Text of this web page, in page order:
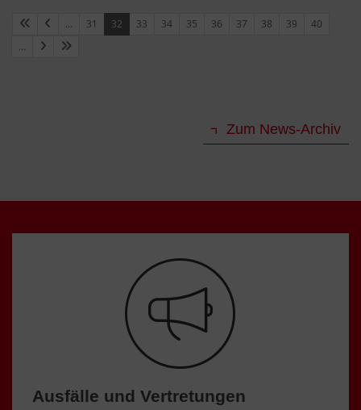
… 31 32 33 34 35 36 37 38 39
40
…
Zum News-Archiv
Ausfälle und Vertretungen